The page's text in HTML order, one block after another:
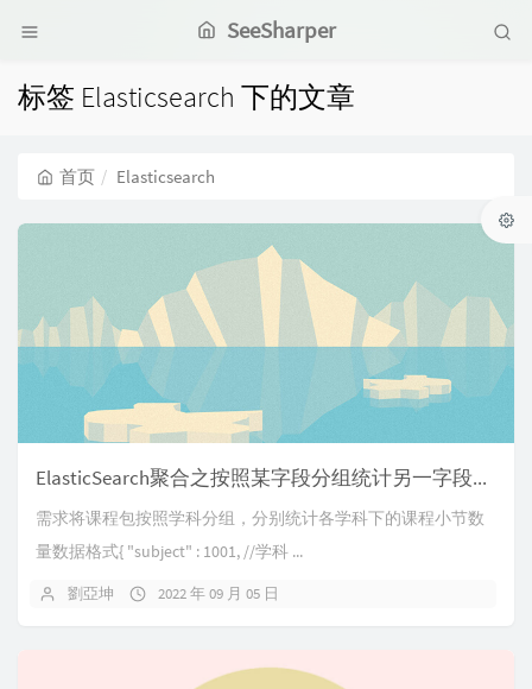
SeeSharper
标签 Elasticsearch 下的文章
首页 Elasticsearch
ElasticSearch聚合之按照某字段分组统计另一字段总和
需求将课程包按照学科分组，分别统计各学科下的课程小节数
量数据格式{ "subject" : 1001, //学科 ...
劉亞坤 2022 年 09 月 05 日